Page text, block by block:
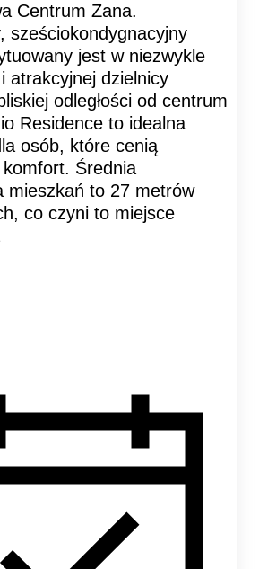
Centrum Zana.
sześciokondygnacyjny
jest w niezwykle
atrakcyjnej dzielnicy
odległości od centrum
Residence to idealna
osób, które cenią
Średnia
mieszkań to 27 metrów
co czyni to miejsce